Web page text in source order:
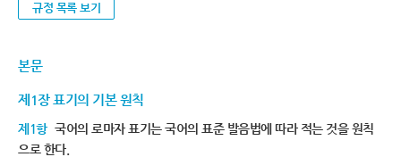
규정 목록 보기
본문
제1장 표기의 기본 원칙
제1항 국어의 로마자 표기는 국어의 표준 발음법에 따라 적는 것을 원칙
으로 한다.